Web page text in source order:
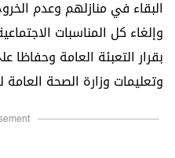
البقاء في منازلهم وعدم
وإلغاء كل المناسبات
بقرار التعبئة العامة وحفاظا
وتعليمات وزارة الصحة